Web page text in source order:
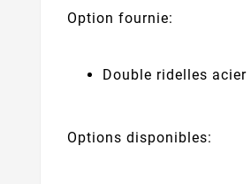
Option fournie:
Double ridelles acier
Options disponibles: